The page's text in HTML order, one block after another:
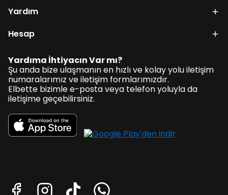
Yardım
Hesap
Yardıma İhtiyacın Var mı?
Şu anda bize ulaşmanın en hızlı ve kolay yolu iletişim
numaralarımız ve iletişim formlarımızdır.
Elbette bizimle e-posta veya telefon yoluyla da
iletişime geçebilirsiniz.